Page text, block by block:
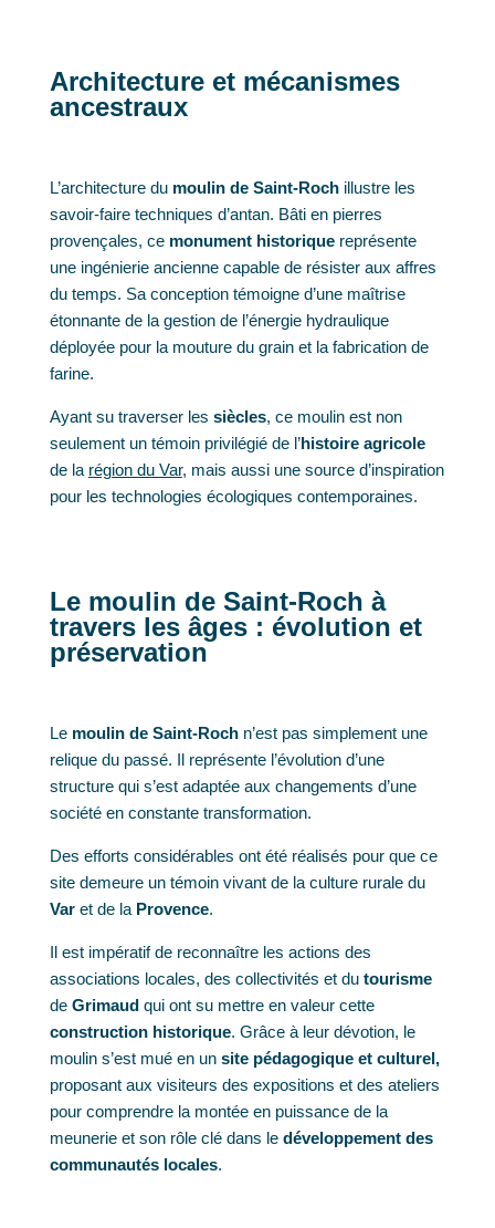
Architecture et mécanismes
ancestraux
L’architecture du moulin de Saint-Rochillustre les
savoir-faire techniques d’antan. Bâti en pierres
provençales, ce monument historiquereprésente
une ingénierie ancienne capable de résister aux affres
du temps. Sa conception témoigne d’une maîtrise
étonnante de la gestion de l’énergie hydraulique
déployée pour la mouture du grain et la fabrication de
farine.
Ayant su traverser les siècles, ce moulin est non
seulement un témoin privilégié de l’histoire agricole
de la région du Var, mais aussi une source d’inspiration
pour les technologies écologiques contemporaines.
Le moulin de Saint-Roch à
travers les âges : évolution et
préservation
Le moulin de Saint-Rochn’est pas simplement une
relique du passé. Il représente l’évolution d’une
structure qui s’est adaptée aux changements d’une
société en constante transformation.
Des efforts considérables ont été réalisés pour que ce
site demeure un témoin vivant de la culture rurale du
Varet de la Provence.
Il est impératif de reconnaître les actions des
associations locales, des collectivités et du tourisme
de Grimaud qui ont su mettre en valeur cette
construction historique. Grâce à leur dévotion, le
moulin s’est mué en un site pédagogique et culturel,
proposant aux visiteurs des expositions et des ateliers
pour comprendre la montée en puissance de la
meunerie et son rôle clé dans le développement des
communautés locales.